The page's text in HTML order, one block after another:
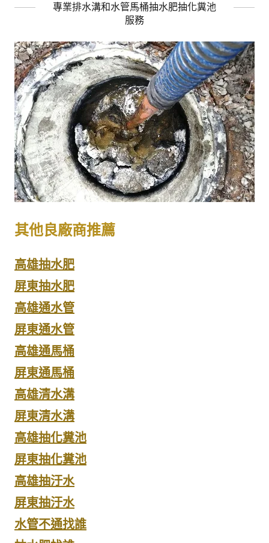
專業排水溝和水管馬桶抽水肥抽化糞池
服務
其他良廠商推薦
高雄抽水肥
屏東抽水肥
高雄通水管
屏東通水管
高雄通馬桶
屏東通馬桶
高雄清水溝
屏東清水溝
高雄抽化糞池
屏東抽化糞池
高雄抽汙水
屏東抽汙水
水管不通找誰